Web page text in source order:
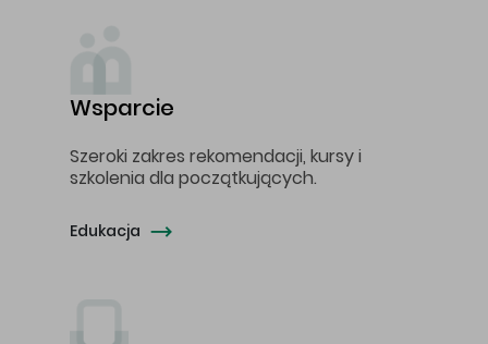
Wsparcie
Szeroki zakres rekomendacji, kursy i
szkolenia dla początkujących.
Edukacja